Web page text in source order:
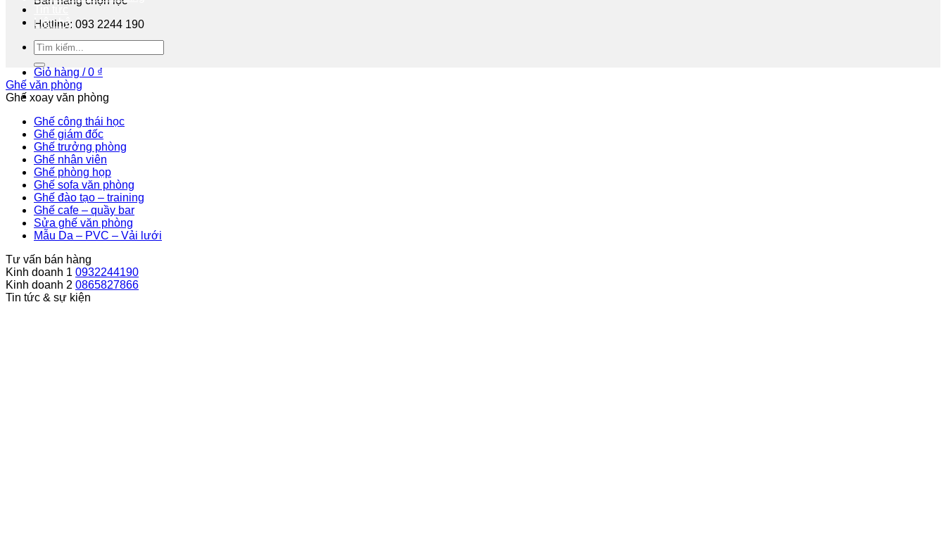
Hotline: 093 2244 190
Tư vấn miễn phí
Giỏ hàng /0 ₫
Liên hệ
Ghế văn phòng
Ghế xoay văn phòng
Ghế công thái học
Ghế giám đốc
Ghế trưởng phòng
Ghế nhân viên
Ghế phòng họp
Ghế sofa văn phòng
Ghế đào tạo – training
Ghế cafe – quầy bar
Sửa ghế văn phòng
Mẫu Da – PVC – Vải lưới
Tư vấn bán hàng
Kinh doanh 1 0932244190
Kinh doanh 2 0865827866
Tin tức & sự kiện